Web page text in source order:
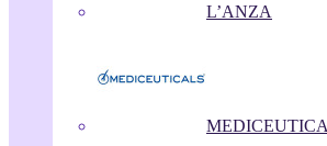
L’ANZA